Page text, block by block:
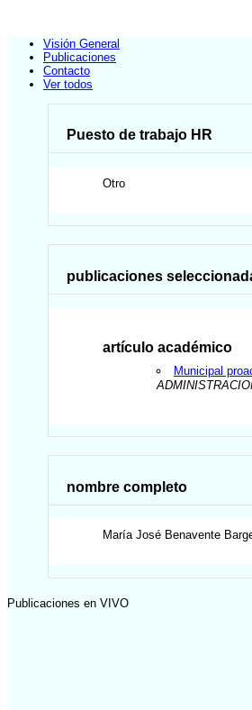
Visión General
Publicaciones
Contacto
Ver todos
Puesto de trabajo HR
Otro
publicaciones
artículo académico
Municipal
nombre completo
María José Benavente
Publicaciones en VIVO